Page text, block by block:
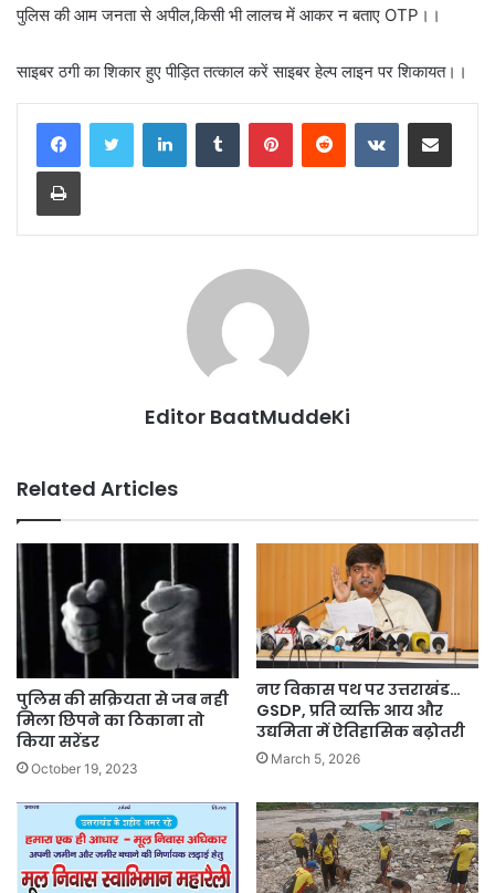
पुलिस की आम जनता से अपील,किसी भी लालच में आकर न बताए OTP।।
साइबर ठगी का शिकार हुए पीड़ित तत्काल करें साइबर हेल्प लाइन पर शिकायत।।
LinkedInTumblr PinterestReddit VKontakteShare via Email
Print
Editor BaatMuddeKi
Related Articles
पुलिस की सक्रियता से जब नही
मिला छिपने का ठिकाना तो
किया सरेंडर
October 19, 2023
नए विकास पथ पर उत्तराखंड…
GSDP, प्रति व्यक्ति आय और
उद्यमिता में ऐतिहासिक बढ़ोतरी
March 5, 2026